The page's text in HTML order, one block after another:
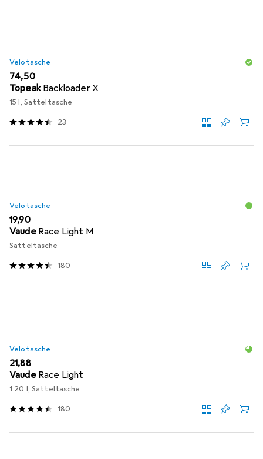
Velotasche
EUR
74,50
Topeak Backloader X
15 l, Satteltasche
23
Velotasche
EUR
19,90
Vaude Race Light M
Satteltasche
180
Velotasche
EUR
21,88
Vaude Race Light
1.20 l, Satteltasche
180